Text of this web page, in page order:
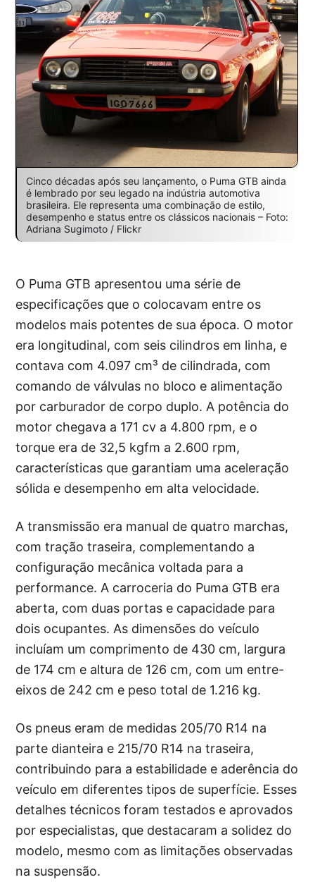
Cinco décadas após seu lançamento, o Puma GTB ainda
é lembrado por seu legado na indústria automotiva
brasileira. Ele representa uma combinação de estilo,
desempenho e status entre os clássicos nacionais – Foto:
Adriana Sugimoto / Flickr
O Puma GTB apresentou uma série de
especificações que o colocavam entre os
modelos mais potentes de sua época. O motor
era longitudinal, com seis cilindros em linha, e
contava com 4.097 cm³ de cilindrada, com
comando de válvulas no bloco e alimentação
por carburador de corpo duplo. A potência do
motor chegava a 171 cv a 4.800 rpm, e o
torque era de 32,5 kgfm a 2.600 rpm,
características que garantiam uma aceleração
sólida e desempenho em alta velocidade.
A transmissão era manual de quatro marchas,
com tração traseira, complementando a
configuração mecânica voltada para a
performance. A carroceria do Puma GTB era
aberta, com duas portas e capacidade para
dois ocupantes. As dimensões do veículo
incluíam um comprimento de 430 cm, largura
de 174 cm e altura de 126 cm, com um entre-
eixos de 242 cm e peso total de 1.216 kg.
Os pneus eram de medidas 205/70 R14 na
parte dianteira e 215/70 R14 na traseira,
contribuindo para a estabilidade e aderência do
veículo em diferentes tipos de superfície. Esses
detalhes técnicos foram testados e aprovados
por especialistas, que destacaram a solidez do
modelo, mesmo com as limitações observadas
na suspensão.